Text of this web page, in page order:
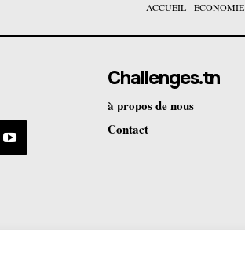
ACCUEIL ECONOMIE
Challenges.tn
à propos de nous
Contact